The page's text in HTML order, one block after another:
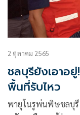
2 ตุลาคม 2565
ชลบุรียังเอาอ
พื้นที่รับไหว
พายุโนรูพ่นพิษชลบุรี